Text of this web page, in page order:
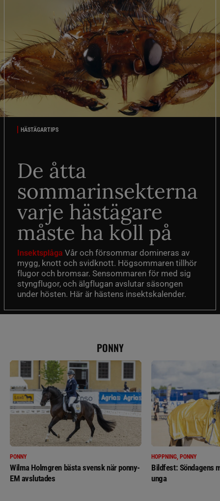
HÄSTÄGARTIPS
De åtta
sommarinsekterna
varje hästägare
måste ha koll på
Insektsplåga Vår och försommar domineras av
mygg, knott och svidknott. Högsommaren tillhör
flugor och bromsar. Sensommaren för med sig
styngflugor, och älgflugan avslutar säsongen
under hösten. Här är hästens insektskalender.
PONNY
PONNY
Wilma Holmgren bästa svensk när ponny-
EM avslutades
HOPPNING, PONNY
Bildfest: Söndagens
unga